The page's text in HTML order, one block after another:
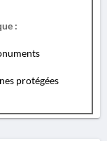
:
protégées